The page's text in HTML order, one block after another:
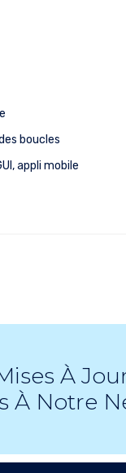
boucles
appli mobile
À
À Notre